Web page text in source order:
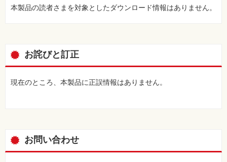
本製品の読者さまを対象としたダウンロード情報はありません。
お詫びと訂正
現在のところ、本製品に正誤情報はありません。
お問い合わせ